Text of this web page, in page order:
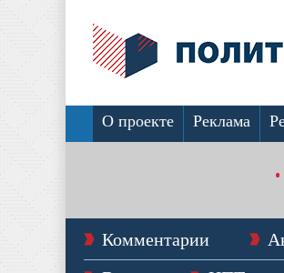
О проекте Реклама
Комментарии